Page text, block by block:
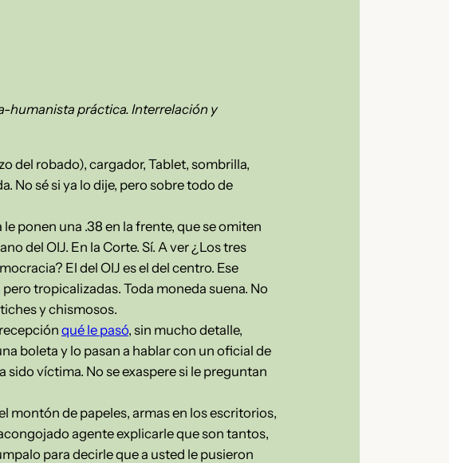
humanista práctica. Interrelación y
del robado), cargador, Tablet, sombrilla,
No sé si ya lo dije, pero sobre todo de
ponen una .38 en la frente, que se omiten
del OIJ. En la Corte. Sí. A ver ¿Los tres
El del OIJ es el del centro. Ese
tropicalizadas. Toda moneda suena. No
y chismosos.
qué le pasó, sin mucho detalle,
boleta y lo pasan a hablar con un oficial de
sido víctima. No se exaspere si le preguntan
montón de papeles, armas en los escritorios,
agente explicarle que son tantos,
para decirle que a usted le pusieron